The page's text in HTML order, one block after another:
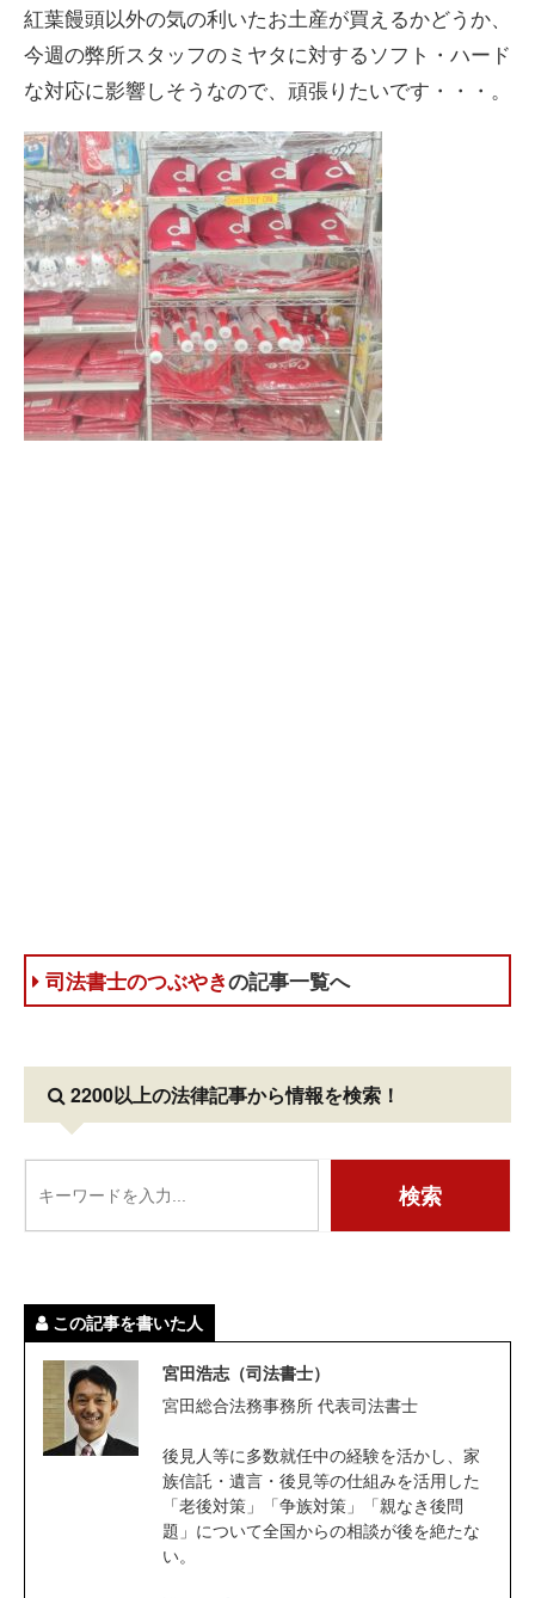
紅葉饅頭以外の気の利いたお土産が買えるかどうか、
今週の弊所スタッフのミヤタに対するソフト・ハード
な対応に影響しそうなので、頑張りたいです・・・。
司法書士のつぶやきの記事一覧へ
2200以上の法律記事から情報を検索！
この記事を書いた人
宮田浩志（司法書士）
宮田総合法務事務所 代表司法書士
後見人等に多数就任中の経験を活かし、家
族信託・遺言・後見等の仕組みを活用した
「老後対策」「争族対策」「親なき後問
題」について全国からの相談が後を絶たな
い。